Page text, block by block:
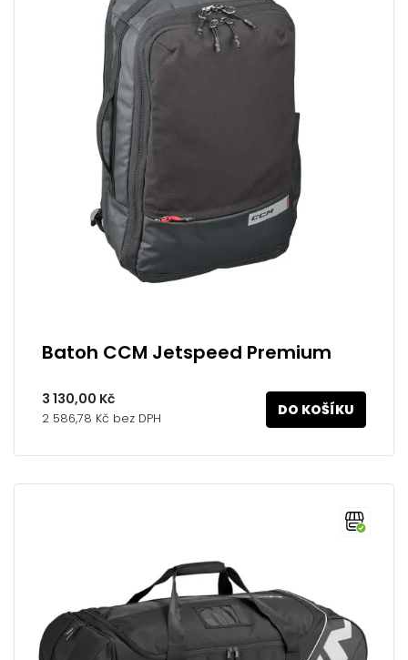
Batoh CCM Jetspeed Premium
3 130,00 Kč
2 586,78 Kč bez DPH DO KOŠÍKU